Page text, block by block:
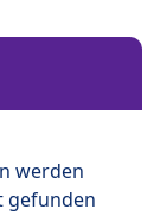
werden
gefunden